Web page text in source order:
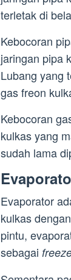
terletak di
Kebocoran
jaringan pipa
Lubang yang
gas freon
Kebocoran
kulkas yang
sudah lama
Evaporator
kulkas
pintu,
sebagai